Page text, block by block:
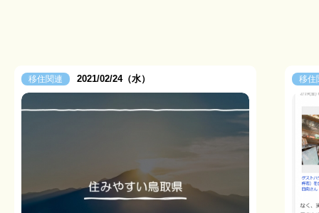
移住関連 2021/02/24（水） 移住